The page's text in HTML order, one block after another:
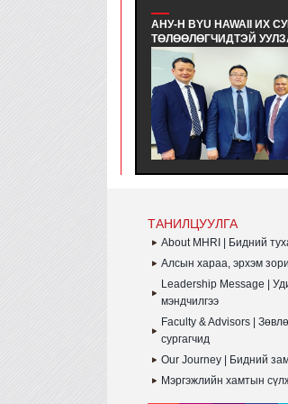
АНУ-Н BYU HAWAII ИХ
ТӨЛӨӨЛӨГЧИДТЭЙ
АНУ-Н BYU HAWAII ИХ
ЭЛСЭЛТ БА
КАРЬЕР, ХАМТЫН
ХАРИУЦСАН
УУЛЗАЛТ ХИЙВ
ТАНИЛЦУУЛГА
About MHRI | Бидний
Алсын хараа, эрхэм
Leadership Message |
мэндчилгээ
Faculty & Advisors |
сургагчид
Our Journey | Бидний
Мэргэжлийн хамтын